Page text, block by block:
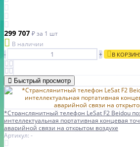
299 707 ₽за 1 шт
В наличии
-
+ В
Быстрый просмотр
*Странслянитный телефон LeSat F2 Beidou
интеллектуальная портативная концевая
аварийной связи на открытом воздухе
Артикул: -